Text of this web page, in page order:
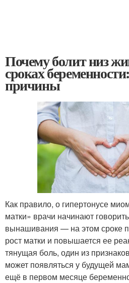
Почему болит низ
сроках
причины
Как правило, о гипертонусе
матки» врачи начинают
вынашивания — на этом сроке
рост матки и повышается ее
тянущая боль, один из
может появляться у будущей
ещё в первом месяце